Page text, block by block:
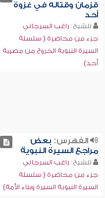
قزمان وقتاله في غزوة
أحد
للشيخ: راغب السرجاني
جزء من محاضرة ( سلسلة
السيرة النبوية الخروج من مصيبة
أحد)
الفهرس: بعض
مراجع السيرة النبوية
للشيخ: راغب السرجاني
جزء من محاضرة ( سلسلة
السيرة النبوية السيرة وبناء الأمة)